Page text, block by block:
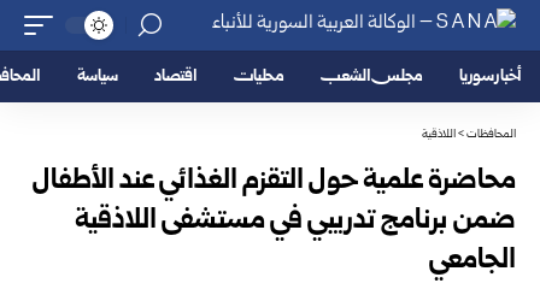
أخبار سوريا مجلس الشعب محليات اقتصاد سياسة
المحافظات>اللاذقية
محاضرة علمية حول التقزم الغذائي عند الأطفال
ضمن برنامج تدريبي ‏في مستشفى اللاذقية
الجامعي